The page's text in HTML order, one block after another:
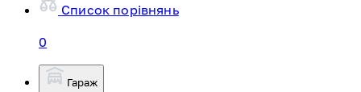
Список порівнянь
0
Гараж